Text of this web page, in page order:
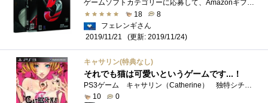
18
8
フェレンギさん
2019/11/21
(更新: 2019/11/24)
キャサリン(特典なし)
それでも猫は可愛いというゲームです...！
10
0